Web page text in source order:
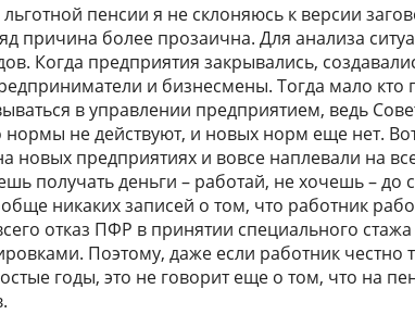
пенсии я не склоняюсь к версии
причина более прозаична. Для анализа
Когда предприятия закрывались,
и бизнесмены. Тогда мало кто
в управлении предприятием, ведь
не действуют, и новых норм еще нет.
новых предприятиях и вовсе наплевали на
получать деньги – работай, не хочешь – до
никаких записей о том, что работник
отказ ПФР в принятии специального стажа
Поэтому, даже если работник честно
годы, это не говорит еще о том, что на